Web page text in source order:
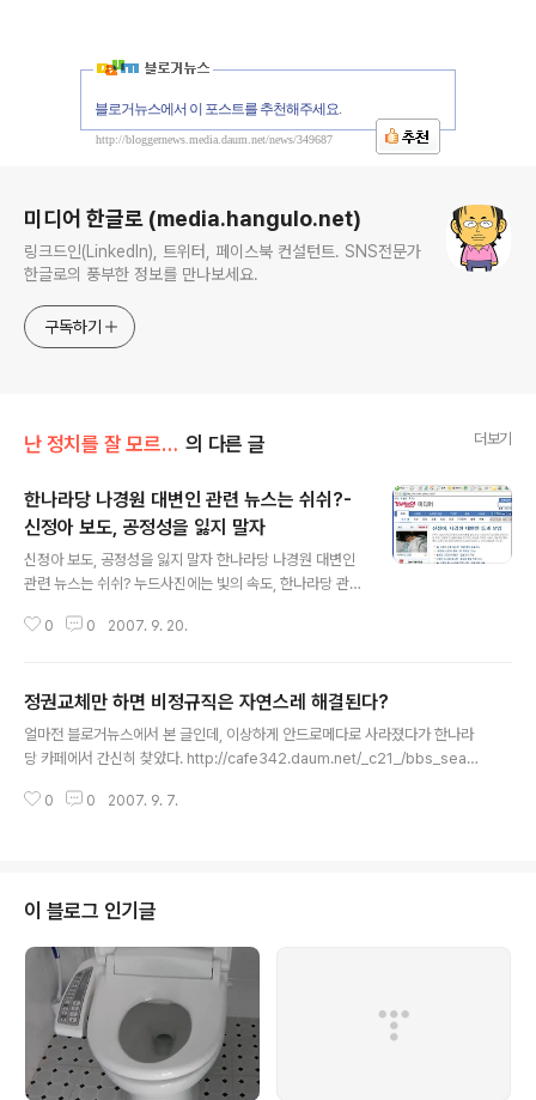
블로거뉴스에서 이 포스트를 추천해주세요.
http://bloggernews.media.daum.net/news/349687
미디어 한글로 (media.hangulo.net)
링크드인(LinkedIn), 트위터, 페이스북 컨설턴트. SNS전문가
한글로의 풍부한 정보를 만나보세요.
구독하기
난 정치를 잘 모르지만 의 다른 글 더보기
한나라당 나경원 대변인 관련 뉴스는 쉬쉬?-
신정아 보도, 공정성을 잃지 말자
신정아 보도, 공정성을 잃지 말자 한나라당 나경원 대변인
관련 뉴스는 쉬쉬? 누드사진에는 빛의 속도, 한나라당 관련
아씨의 누드사진 파문은, 이미 전설속으로 흘러들어갔다.
으로 찍거나 (이런 보도가 있다니 놀라웠다) 사진을 제공받
아서 바로 자사 사이트 메인에 걸어주는 센스를 발휘했다.
덕분에 이 소식을 재빨리 알리는데 큰 공을 세웠다. 그런데,
하지만, 많은 블로거들의 캡처 사진에 이미 증거가 남아 버
0 0 2007. 9. 20.
정권교체만 하면 비정규직은 자연스레 해결된다?
얼마전 블로거뉴스에서 본 글인데, 이상하게 안드로메다로 사라졌다가 한나라
당 카페에서 간신히 찾았다. http://cafe342.daum.net/_c21_/bbs_searc
zzzzzzzzzzzzzzzz&nenc=z4mPRPVStiySBcC5BZb7tg00&dataid
성위원회가 주최한 '여성비정규직 문제 어떻게 풀 것인가'라는 주제로 열린 토
론회에 참석해 ..
0 0 2007. 9. 7.
이 블로그 인기글